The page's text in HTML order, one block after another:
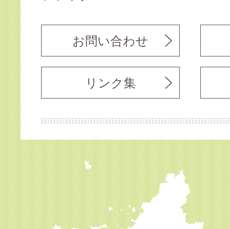
お問い合わせ
リンク集